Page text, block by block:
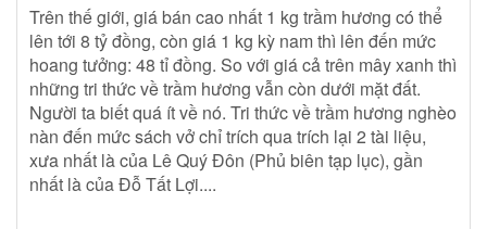
Trên thế giới, giá bán cao nhất 1 kg trầm hương có thể
lên tới 8 tỷ đồng, còn giá 1 kg kỳ nam thì lên đến mức
hoang tưởng: 48 tỉ đồng. So với giá cả trên mây xanh thì
những tri thức về trầm hương vẫn còn dưới mặt đất.
Người ta biết quá ít về nó. Tri thức về trầm hương nghèo
nàn đến mức sách vở chỉ trích qua trích lại 2 tài liệu,
xưa nhất là của Lê Quý Đôn (Phủ biên tạp lục), gần
nhất là của Đỗ Tất Lợi....